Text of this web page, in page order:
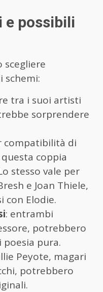
e possibili
schemi:
tra i suoi artisti
sorprendere
compatibilità di
coppia
stesso vale per
e Joan Thiele,
con Elodie.
: entrambi
potrebbero
pura.
Peyote, magari
potrebbero